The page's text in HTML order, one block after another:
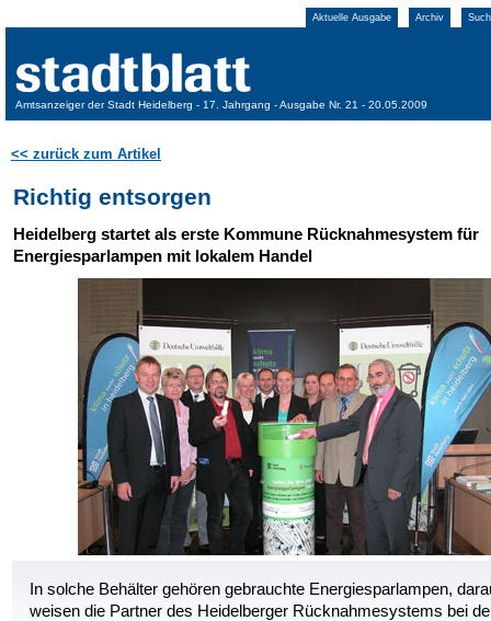
Aktuelle Ausgabe Archiv
Amtsanzeiger der Stadt Heidelberg - 17. Jahrgang - Ausgabe Nr. 21 - 20.05.2009
<< zurück zum Artikel
Richtig entsorgen
Heidelberg startet als erste Kommune Rücknahmesystem für
Energiesparlampen mit lokalem Handel
In solche Behälter gehören gebrauchte Energiesparlampen,
weisen die Partner des Heidelberger Rücknahmesystems bei